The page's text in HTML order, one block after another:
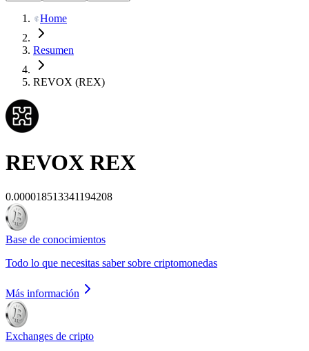
Home
Resumen
REVOX (REX)
REVOX REX
0.000018513341194208
Base de conocimientos
Todo lo que necesitas saber sobre criptomonedas
Más información
Exchanges de cripto